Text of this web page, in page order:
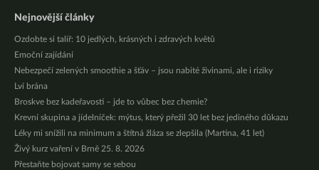
Nejnovější články
Ozdobte si talíř: 10 jedlých, krásných i zdravých květů
Emoční zajídání
Nebezpečí zelených smoothie a šťáv – jsou nabité živinami, ale i riziky
Lví brána
Broskve bez kadeřavosti – jde to vůbec bez chemie?
Krevní skupina a jídelníček: mýtus, který přežil 30 let bez jediného důkazu
Léky mi snížili na minimum a štítná žláza se zlepšila (Martina, 41 let)
Živý kurz vaření v Brně 25. 8. 2026
Přestaňte bojovat samy se sebou